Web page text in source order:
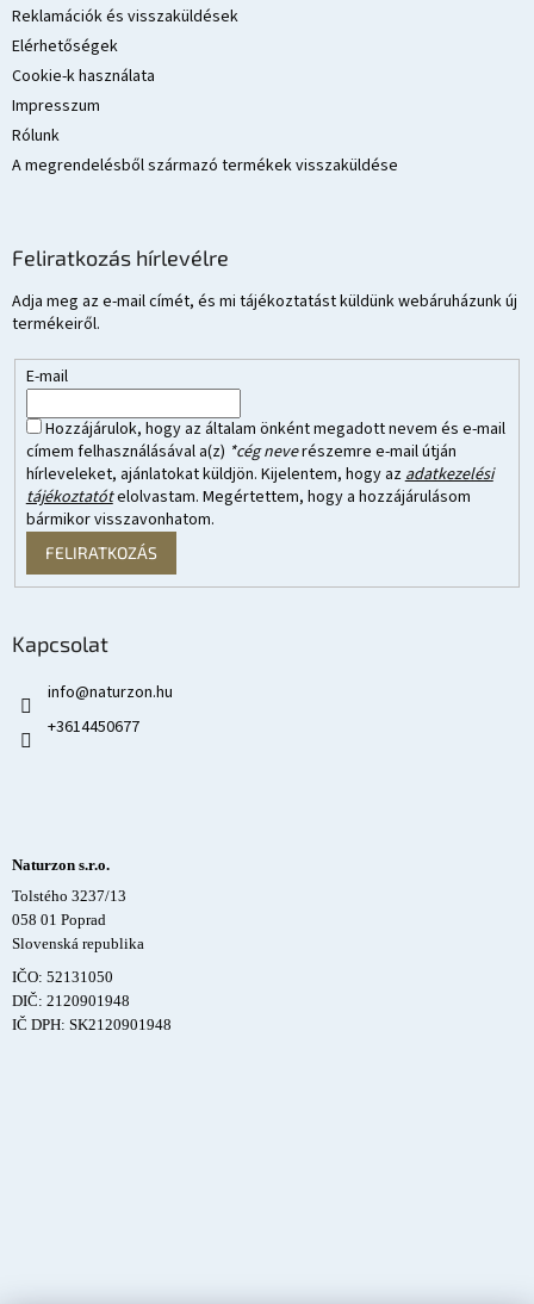
Reklamációk és visszaküldések
Elérhetőségek
Cookie-k használata
Impresszum
Rólunk
A megrendelésből származó termékek visszaküldése
Feliratkozás hírlevélre
Adja meg az e-mail címét, és mi tájékoztatást küldünk webáruházunk új
termékeiről.
E-mail
Hozzájárulok, hogy az általam önként megadott nevem és e-mail
címem felhasználásával a(z) *cég neverészemre e-mail útján
hírleveleket, ajánlatokat küldjön. Kijelentem, hogy az adatkezelési
tájékoztatótelolvastam. Megértettem, hogy a hozzájárulásom
bármikor visszavonhatom.
FELIRATKOZÁS
Kapcsolat
info@naturzon.hu
+3614450677
Naturzon s.r.o.
Tolstého 3237/13
058 01 Poprad
Slovenská republika
IČO: 52131050
DIČ: 2120901948
IČ DPH: SK2120901948